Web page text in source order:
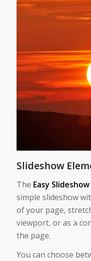
Slideshow
The Easy Slideshow
simple slideshow
of your page,
viewport, or as a
the page.
You can choose